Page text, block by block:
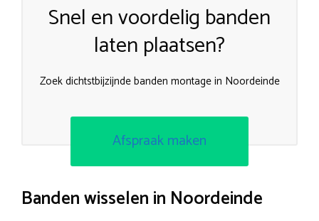
Snel en voordelig banden
laten plaatsen?
Zoek dichtstbijzijnde banden montage in Noordeinde
Afspraak maken
Banden wisselen in Noordeinde